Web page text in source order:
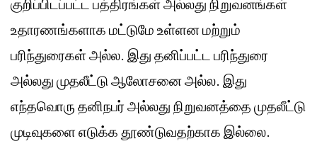
குறிப்பிடப்பட்ட பத்திரங்கள் அல்லது நிறுவனங்கள்
உதாரணங்களாக மட்டுமே உள்ளன மற்றும்
பரிந்துரைகள் அல்ல. இது தனிப்பட்ட பரிந்துரை
அல்லது முதலீட்டு ஆலோசனை அல்ல. இது
எந்தவொரு தனிநபர் அல்லது நிறுவனத்தை முதலீட்டு
முடிவுகளை எடுக்க தூண்டுவதற்காக இல்லை.